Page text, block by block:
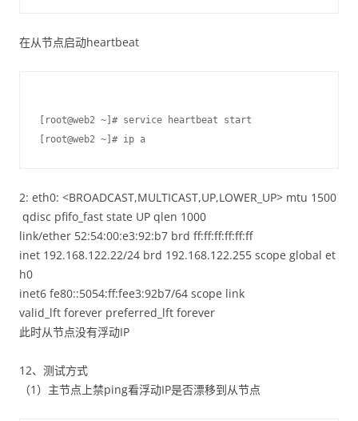
在从节点启动heartbeat
[root@web2 ~]# service heartbeat start
[root@web2 ~]# ip a
2: eth0: <BROADCAST,MULTICAST,UP,LOWER_UP> mtu 1500
qdisc pfifo_fast state UP qlen 1000
link/ether 52:54:00:e3:92:b7 brd ff:ff:ff:ff:ff:ff
inet 192.168.122.22/24 brd 192.168.122.255 scope global et
h0
inet6 fe80::5054:ff:fee3:92b7/64 scope link
valid_lft forever preferred_lft forever
此时从节点没有浮动IP
12、测试方式
（1）主节点上禁ping看浮动IP是否漂移到从节点